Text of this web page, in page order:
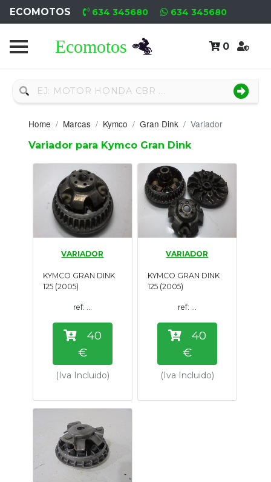
ECOMOTOS 634 345680 634 345680
0
Home
Nuevo
Neumáticos
Campa
Motores
Nuevos
Motores
Usados
Tasaciones
Formulario
Empresa
Contacto
Home Marcas Kymco Gran Dink Variador
Variador para Kymco Gran Dink
VARIADOR
KYMCO GRAN DINK
125 (2005)
ref: ...
40
€
(Iva Incluido)
VARIADOR
KYMCO GRAN DINK
125 (2005)
ref: ...
40
€
(Iva Incluido)